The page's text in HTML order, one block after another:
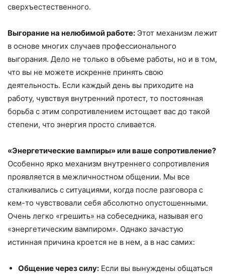
сверхъестественного.
Выгорание на нелюбимой работе: Этот механизм лежит
в основе многих случаев профессионального
выгорания. Дело не только в объеме работы, но и в том,
что вы не можете искренне принять свою
деятельность. Если каждый день вы приходите на
работу, чувствуя внутренний протест, то постоянная
борьба с этим сопротивлением истощает вас до такой
степени, что энергия просто сливается.
«Энергетические вампиры» или ваше сопротивление?
Особенно ярко механизм внутреннего сопротивления
проявляется в межличностном общении. Мы все
сталкивались с ситуациями, когда после разговора с
кем-то чувствовали себя абсолютно опустошенными.
Очень легко «грешить» на собеседника, называя его
«энергетическим вампиром». Однако зачастую
истинная причина кроется не в нем, а в нас самих:
Общение через силу: Если вы вынуждены общаться